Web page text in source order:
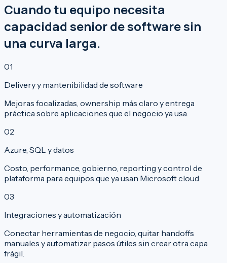
Cuando tu equipo necesita
capacidad senior de software sin
una curva larga.
01
Delivery y mantenibilidad de software
Mejoras focalizadas, ownership más claro y entrega
práctica sobre aplicaciones que el negocio ya usa.
02
Azure, SQL y datos
Costo, performance, gobierno, reporting y control de
plataforma para equipos que ya usan Microsoft cloud.
03
Integraciones y automatización
Conectar herramientas de negocio, quitar handoffs
manuales y automatizar pasos útiles sin crear otra capa
frágil.